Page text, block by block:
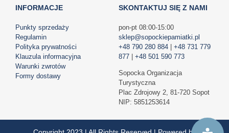
INFORMACJE
Punkty sprzedaży
Regulamin
Polityka prywatności
Klauzula informacyjna
Warunki zwrotów
Formy dostawy
SKONTAKTUJ SIĘ Z NAMI
pon-pt 08:00-15:00
sklep@sopockiepamiatki.pl
+48 790 280 884| +48 731 779
877| +48 501 590 773
Sopocka Organizacja
Turystyczna
Plac Zdrojowy 2, 81-720 Sopot
NIP: 5851253614